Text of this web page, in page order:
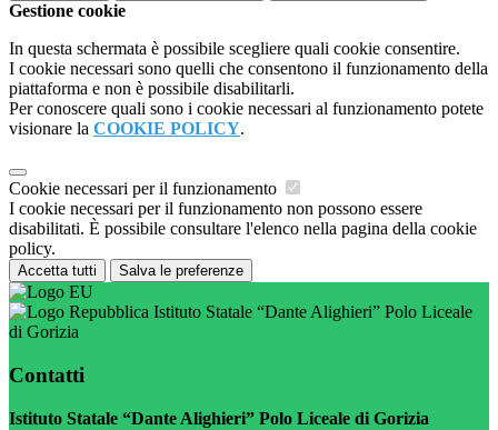
Gestione cookie
In questa schermata è possibile scegliere quali cookie consentire.
I cookie necessari sono quelli che consentono il funzionamento della
piattaforma e non è possibile disabilitarli.
Per conoscere quali sono i cookie necessari al funzionamento potete
visionare la COOKIE POLICY.
Cookie necessari per il funzionamento
I cookie necessari per il funzionamento non possono essere
disabilitati. È possibile consultare l'elenco nella pagina della cookie
policy.
Accetta tutti Salva le preferenze
Istituto Statale “Dante Alighieri” Polo Liceale
di Gorizia
Contatti
Istituto Statale “Dante Alighieri” Polo Liceale di Gorizia